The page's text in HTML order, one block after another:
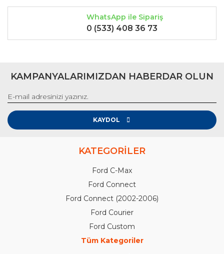
WhatsApp ile Sipariş
0 (533) 408 36 73
KAMPANYALARIMIZDAN HABERDAR OLUN
KAYDOL
KATEGORİLER
Ford C-Max
Ford Connect
Ford Connect (2002-2006)
Ford Courier
Ford Custom
Tüm Kategoriler